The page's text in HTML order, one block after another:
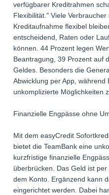
verfügbarer Kreditrahmen
Flexibilität." Viele
Kreditaufnahme flexibel
entscheidend, Raten oder
können. 44 Prozent legen
Beantragung, 39 Prozent auf
Geldes. Besonders die
Abwicklung per App, während
unkomplizierte Möglichkeiten
Finanzielle Engpässe ohne
Mit dem easyCredit
bietet die TeamBank eine
kurzfristige finanzielle
überbrücken. Das Geld ist
dem Konto. Ergänzend kann
eingerichtet werden. Dabei